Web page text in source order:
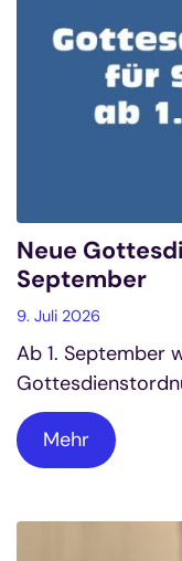
Neue
September
9. Juli 2026
Ab 1. September
Mehr